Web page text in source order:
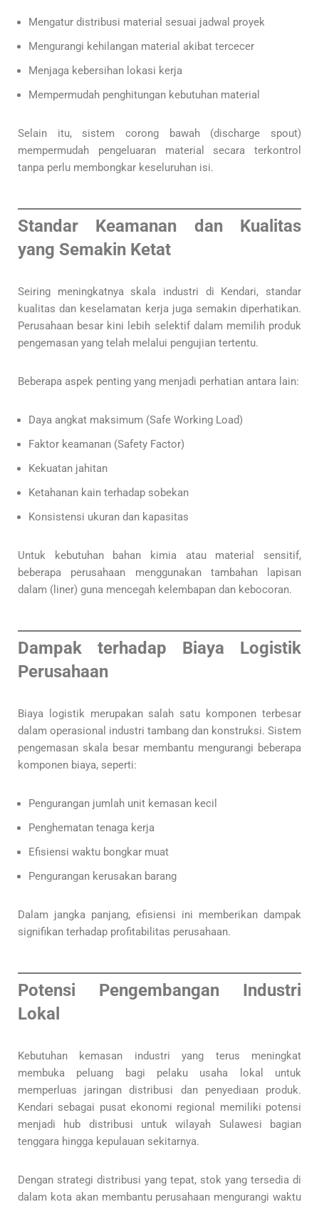
Mengatur distribusi material sesuai jadwal proyek
Mengurangi kehilangan material akibat tercecer
Menjaga kebersihan lokasi kerja
Mempermudah penghitungan kebutuhan material
Selain itu, sistem corong bawah (discharge spout)
mempermudah pengeluaran material secara terkontrol
tanpa perlu membongkar keseluruhan isi.
Standar Keamanan dan Kualitas
yang Semakin Ketat
Seiring meningkatnya skala industri di Kendari, standar
kualitas dan keselamatan kerja juga semakin diperhatikan.
Perusahaan besar kini lebih selektif dalam memilih produk
pengemasan yang telah melalui pengujian tertentu.
Beberapa aspek penting yang menjadi perhatian antara lain:
Daya angkat maksimum (Safe Working Load)
Faktor keamanan (Safety Factor)
Kekuatan jahitan
Ketahanan kain terhadap sobekan
Konsistensi ukuran dan kapasitas
Untuk kebutuhan bahan kimia atau material sensitif,
beberapa perusahaan menggunakan tambahan lapisan
dalam (liner) guna mencegah kelembapan dan kebocoran.
Dampak terhadap Biaya Logistik
Perusahaan
Biaya logistik merupakan salah satu komponen terbesar
dalam operasional industri tambang dan konstruksi. Sistem
pengemasan skala besar membantu mengurangi beberapa
komponen biaya, seperti:
Pengurangan jumlah unit kemasan kecil
Penghematan tenaga kerja
Efisiensi waktu bongkar muat
Pengurangan kerusakan barang
Dalam jangka panjang, efisiensi ini memberikan dampak
signifikan terhadap profitabilitas perusahaan.
Potensi Pengembangan Industri
Lokal
Kebutuhan kemasan industri yang terus meningkat
membuka peluang bagi pelaku usaha lokal untuk
memperluas jaringan distribusi dan penyediaan produk.
Kendari sebagai pusat ekonomi regional memiliki potensi
menjadi hub distribusi untuk wilayah Sulawesi bagian
tenggara hingga kepulauan sekitarnya.
Dengan strategi distribusi yang tepat, stok yang tersedia di
dalam kota akan membantu perusahaan mengurangi waktu